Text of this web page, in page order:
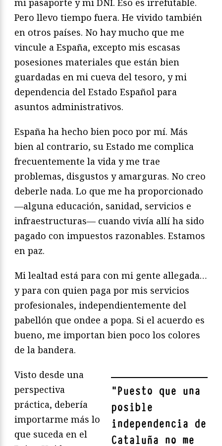
mi pasaporte y mi DNI. Eso es irrefutable.
Pero llevo tiempo fuera. He vivido también
en otros países. No hay mucho que me
vincule a España, excepto mis escasas
posesiones materiales que están bien
guardadas en mi cueva del tesoro, y mi
dependencia del Estado Español para
asuntos administrativos.
España ha hecho bien poco por mí. Más
bien al contrario, su Estado me complica
frecuentemente la vida y me trae
problemas, disgustos y amarguras. No creo
deberle nada. Lo que me ha proporcionado
—alguna educación, sanidad, servicios e
infraestructuras— cuando vivía allí ha sido
pagado con impuestos razonables. Estamos
en paz.
Mi lealtad está para con mi gente allegada…
y para con quien paga por mis servicios
profesionales, independientemente del
pabellón que ondee a popa. Si el acuerdo es
bueno, me importan bien poco los colores
de la bandera.
"Puesto que una
posible
independencia de
Cataluña no me
Visto desde una
perspectiva
práctica, debería
importarme más lo
que suceda en el